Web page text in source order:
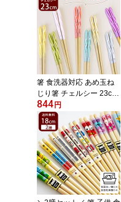
箸 食洗器対応 あめ玉ね
じり箸 チェルシー 23cm
くすみカラー 日本製 あ
め玉 カラフル キャンデ
ィー箸 あめだまねじり
844 円